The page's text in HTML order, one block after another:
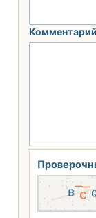
Комментарий